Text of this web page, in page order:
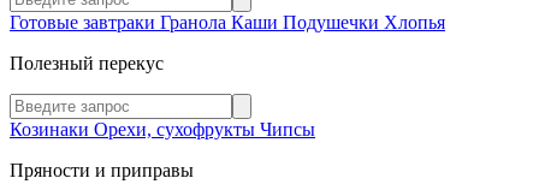
Готовые завтраки Гранола Каши Подушечки Хлопья
Полезный перекус
Козинаки Орехи, сухофрукты Чипсы
Пряности и приправы